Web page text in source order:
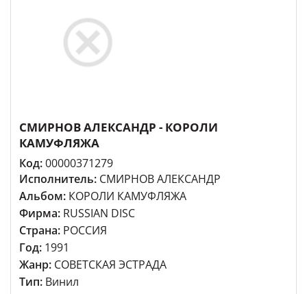
СМИРНОВ АЛЕКСАНДР - КОРОЛИ
КАМУФЛЯЖА
Код:00000371279
Исполнитель: СМИРНОВ АЛЕКСАНДР
Альбом: КОРОЛИ КАМУФЛЯЖА
Фирма: RUSSIAN DISC
Страна: РОССИЯ
Год: 1991
Жанр: СОВЕТСКАЯ ЭСТРАДА
Тип: Винил